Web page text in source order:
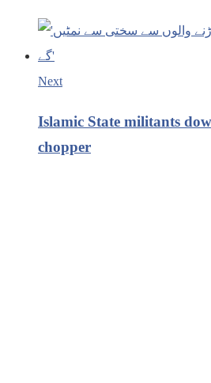
Next
Islamic State militants
chopper